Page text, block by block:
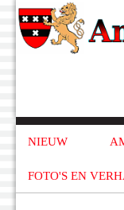
NIEUW
FOTO'S EN